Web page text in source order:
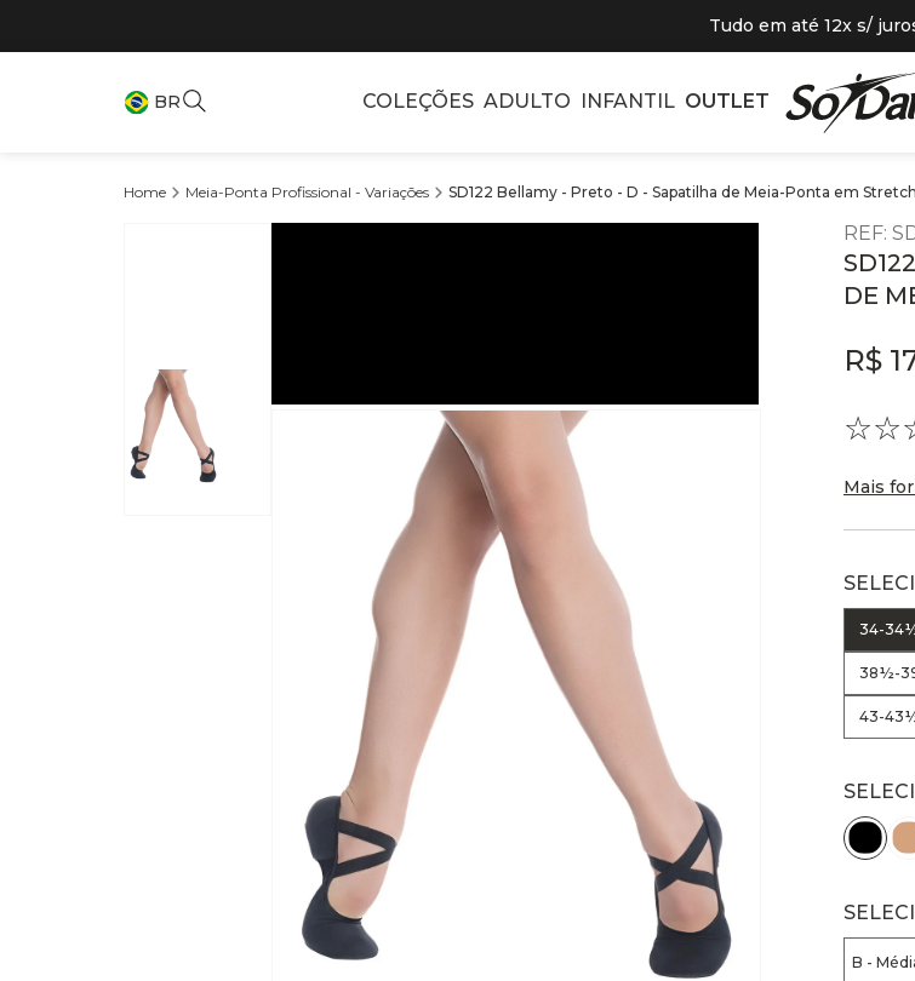
Tudo em até 12x s/
BR COLEÇÕES ADULTO INFANTIL OUTLET
Meia-Ponta Profissional - Variações SD122 Bellamy - Preto - D - Sapatilha de Meia-Ponta em Stretch
REF:
DE
R$
☆☆
Mais
34-
38½-
43-
B -